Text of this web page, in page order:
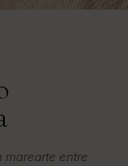
marearte entre